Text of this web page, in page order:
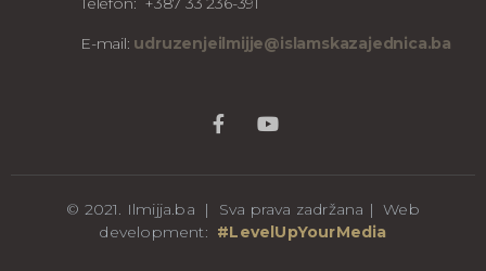
E-mail: udruzenjeilmijje@islamskazajednica.ba
© 2021. Ilmijja.ba | Sva prava zadržana | Web
development: #LevelUpYourMedia